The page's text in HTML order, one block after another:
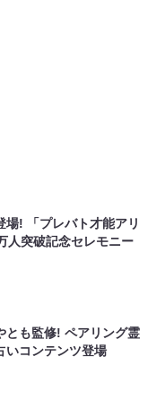
場! 「プレバト才能アリ
人突破記念セレモニー
とも監修! ペアリング霊
いコンテンツ登場